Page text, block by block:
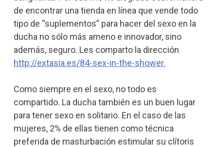
de encontrar una tienda en línea que vende todo
tipo de “suplementos” para hacer del sexo en la
ducha no sólo más ameno e innovador, sino
además, seguro. Les comparto la dirección
http://extasia.es/84-sex-in-the-shower.
Como siempre en el sexo, no todo es
compartido. La ducha también es un buen lugar
para tener sexo en solitario. En el caso de las
mujeres, 2% de ellas tienen como técnica
preferida de masturbación estimular su clítoris